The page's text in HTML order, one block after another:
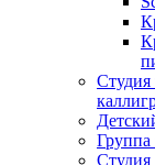
Студия
Группа
Студия